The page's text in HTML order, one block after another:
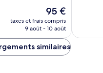
Le
nouveau
prix
de
95 €
taxes et frais compris
9 août - 10 août
similaires